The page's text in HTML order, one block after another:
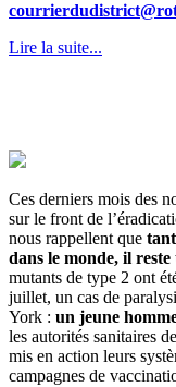
Lire la suite...
Ces derniers mois des
sur le front de
nous rappellent que
dans le monde, il
mutants de type 2 ont
juillet, un cas de
York : un jeune
les autorités sanitaires
mis en action leurs
campagnes de